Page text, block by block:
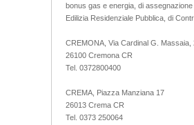
bonus gas e energia, di assegnazione
Edilizia Residenziale Pubblica, di
CREMONA, Via Cardinal G. Massaia,
26100 Cremona CR
Tel. 0372800400
CREMA, Piazza Manziana 17
26013 Crema CR
Tel. 0373 250064